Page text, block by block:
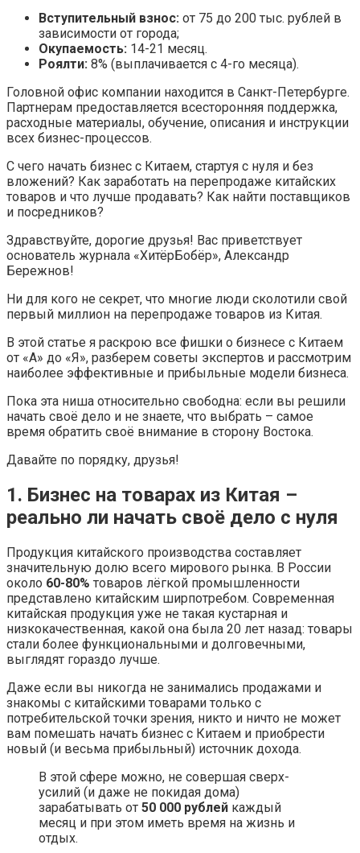
Вступительный взнос: от 75 до 200 тыс. рублей в
зависимости от города;
Окупаемость: 14-21 месяц.
Роялти: 8% (выплачивается с 4-го месяца).
Головной офис компании находится в Санкт-Петербурге.
Партнерам предоставляется всесторонняя поддержка,
расходные материалы, обучение, описания и инструкции
всех бизнес-процессов.
С чего начать бизнес с Китаем, стартуя с нуля и без
вложений? Как заработать на перепродаже китайских
товаров и что лучше продавать? Как найти поставщиков
и посредников?
Здравствуйте, дорогие друзья! Вас приветствует
основатель журнала «ХитёрБобёр», Александр
Бережнов!
Ни для кого не секрет, что многие люди сколотили свой
первый миллион на перепродаже товаров из Китая.
В этой статье я раскрою все фишки о бизнесе с Китаем
от «А» до «Я», разберем советы экспертов и рассмотрим
наиболее эффективные и прибыльные модели бизнеса.
Пока эта ниша относительно свободна: если вы решили
начать своё дело и не знаете, что выбрать – самое
время обратить своё внимание в сторону Востока.
Давайте по порядку, друзья!
1. Бизнес на товарах из Китая –
реально ли начать своё дело с нуля
Продукция китайского производства составляет
значительную долю всего мирового рынка. В России
около 60-80% товаров лёгкой промышленности
представлено китайским ширпотребом. Современная
китайская продукция уже не такая кустарная и
низкокачественная, какой она была 20 лет назад: товары
стали более функциональными и долговечными,
выглядят гораздо лучше.
Даже если вы никогда не занимались продажами и
знакомы с китайскими товарами только с
потребительской точки зрения, никто и ничто не может
вам помешать начать бизнес с Китаем и приобрести
новый (и весьма прибыльный) источник дохода.
В этой сфере можно, не совершая сверх-
усилий (и даже не покидая дома)
зарабатывать от 50 000 рублей каждый
месяц и при этом иметь время на жизнь и
отдых.